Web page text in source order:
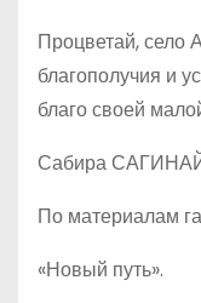
Процветай, село
благополучия и
благо своей
Сабира
По материалам
«Новый путь».